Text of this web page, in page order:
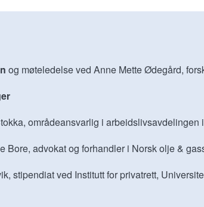
og møteledelse ved Anne Mette Ødegård,
områdeansvarlig i arbeidslivsavdelingen
Bore, advokat og forhandler i Norsk olje &
stipendiat ved Institutt for privatrett,